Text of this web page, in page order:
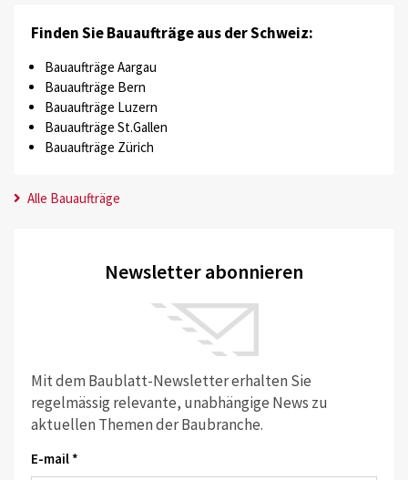
Finden Sie Bauaufträge aus der Schweiz:
Bauaufträge Aargau
Bauaufträge Bern
Bauaufträge Luzern
Bauaufträge St.Gallen
Bauaufträge Zürich
Alle Bauaufträge
Newsletter abonnieren
Mit dem Baublatt-Newsletter erhalten Sie
regelmässig relevante, unabhängige News zu
aktuellen Themen der Baubranche.
E-mail *